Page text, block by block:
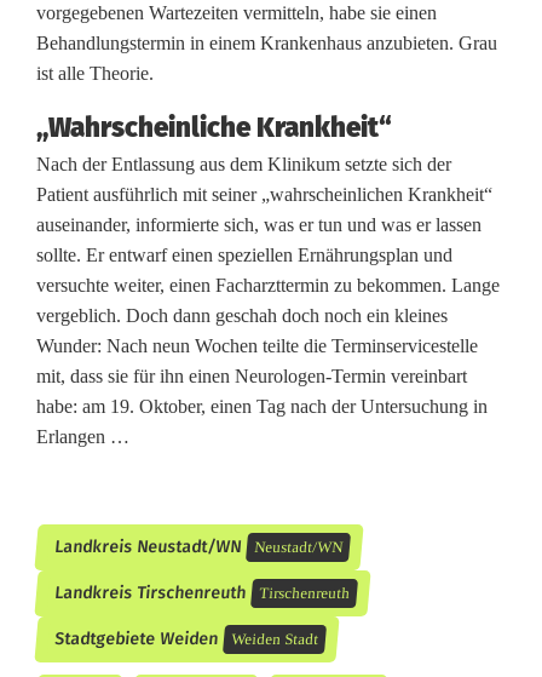
vorgegebenen Wartezeiten vermitteln, habe sie einen
Behandlungstermin in einem Krankenhaus anzubieten. Grau
ist alle Theorie.
„Wahrscheinliche Krankheit“
Nach der Entlassung aus dem Klinikum setzte sich der
Patient ausführlich mit seiner „wahrscheinlichen Krankheit“
auseinander, informierte sich, was er tun und was er lassen
sollte. Er entwarf einen speziellen Ernährungsplan und
versuchte weiter, einen Facharzttermin zu bekommen. Lange
vergeblich. Doch dann geschah doch noch ein kleines
Wunder: Nach neun Wochen teilte die Terminservicestelle
mit, dass sie für ihn einen Neurologen-Termin vereinbart
habe: am 19. Oktober, einen Tag nach der Untersuchung in
Erlangen …
Landkreis Neustadt/WN Neustadt/WN
Landkreis Tirschenreuth Tirschenreuth
Stadtgebiete Weiden Weiden Stadt